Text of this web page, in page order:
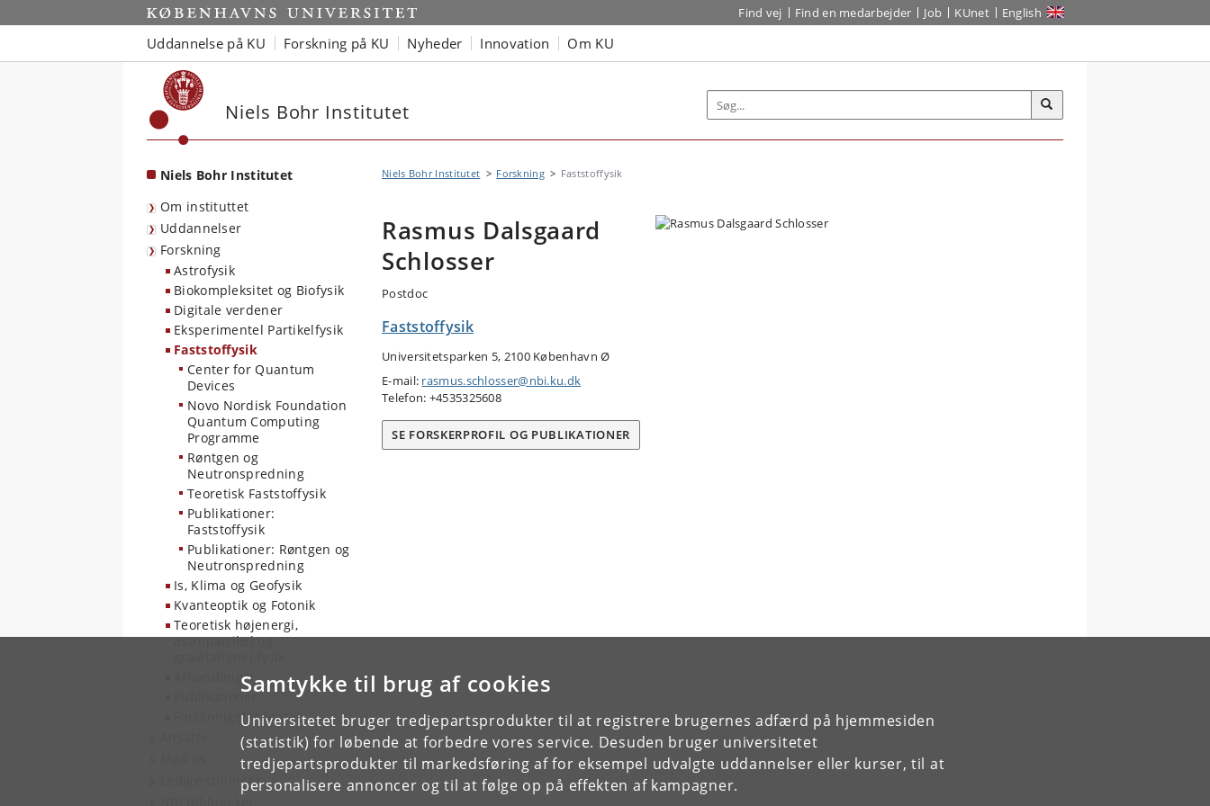
Samtykke til brug af cookies
Universitetet bruger tredjepartsprodukter til at registrere brugernes adfærd på hjemmesiden
(statistik) for løbende at forbedre vores service. Desuden bruger universitetet
tredjepartsprodukter til markedsføring af for eksempel udvalgte uddannelser eller kurser, til at
personalisere annoncer og til at følge op på effekten af kampagner.
Start Find vej Find en medarbejder Job KUnet English
Uddannelse på KU Forskning på KU Nyheder Innovation Om KU
Niels Bohr Institutet
Niels Bohr Institutet
Om instituttet
Uddannelser
Forskning
Astrofysik
Biokompleksitet og Biofysik
Digitale verdener
Eksperimentel Partikelfysik
Faststoffysik
Center for Quantum
Devices
Novo Nordisk Foundation
Quantum Computing
Programme
Røntgen og
Neutronspredning
Teoretisk Faststoffysik
Publikationer:
Faststoffysik
Publikationer: Røntgen og
Neutronspredning
Is, Klima og Geofysik
Kvanteoptik og Fotonik
Teoretisk højenergi,
astropartikel og
Afhandlinger
Publikationer
Forskningsfaciliteter
Ledige stillinger
Niels Bohr Institutet Forskning Faststoffysik
Rasmus Dalsgaard
Schlosser
Postdoc
Faststoffysik
Universitetsparken 5, 2100 København Ø
E-mail: rasmus.schlosser@nbi.ku.dk
Telefon: +4535325608
SE FORSKERPROFIL OG PUBLIKATIONER